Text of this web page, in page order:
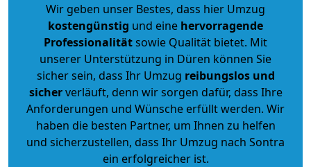
Wir geben unser Bestes, dass hier Umzug
kostengünstig und eine hervorragende
Professionalitätsowie Qualität bietet. Mit
unserer Unterstützung in Düren können Sie
sicher sein, dass Ihr Umzug reibungslos und
sicherverläuft, denn wir sorgen dafür, dass Ihre
Anforderungen und Wünsche erfüllt werden. Wir
haben die besten Partner, um Ihnen zu helfen
und sicherzustellen, dass Ihr Umzug nach Sontra
ein erfolgreicher ist.